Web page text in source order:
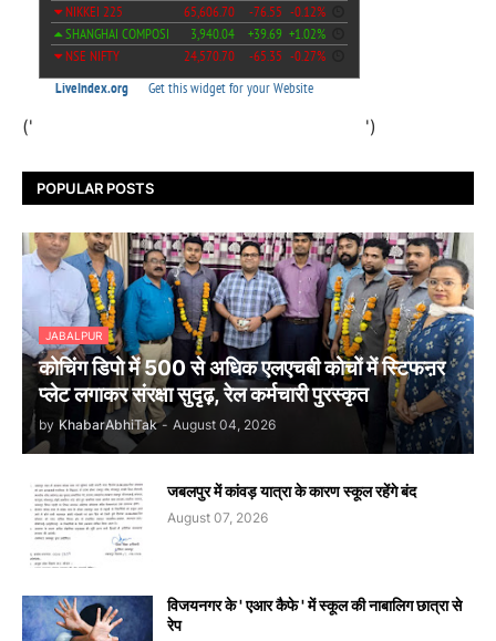
(' ')
POPULAR POSTS
JABALPUR
कोचिंग डिपो में 500 से अधिक एलएचबी कोचों में स्टिफऩर
प्लेट लगाकर संरक्षा सुदृढ़, रेल कर्मचारी पुरस्कृत
by KhabarAbhiTak - August 04, 2026
जबलपुर में कांवड़ यात्रा के कारण स्कूल रहेंगे बंद
August 07, 2026
विजयनगर के ' एआर कैफे ' में स्कूल की नाबालिग छात्रा से
रेप